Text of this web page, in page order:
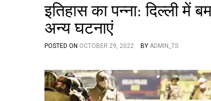
इतिहास का पन्ना: दिल्ली
अन्य घटनाएं
POSTED ON OCTOBER 29, 2022 BY ADMIN_TS